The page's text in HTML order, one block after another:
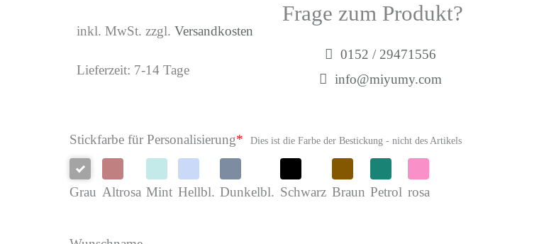
inkl. MwSt. zzgl. Versandkosten
Lieferzeit: 7-14 Tage
Frage zum Produkt?
0152 / 29471556
info@miyumy.com
Stickfarbe für Personalisierung* Dies ist die Farbe der Bestickung - nicht des Artikels
Grau Altrosa Mint Hellbl. Dunkelbl. Schwarz Braun Petrol rosa
Menge